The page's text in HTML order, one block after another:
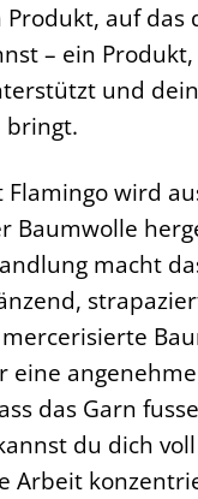
auf das
– ein
und
bringt.
Flamingo wird
Baumwolle
macht
eine
das Garn
du dich
Arbeit